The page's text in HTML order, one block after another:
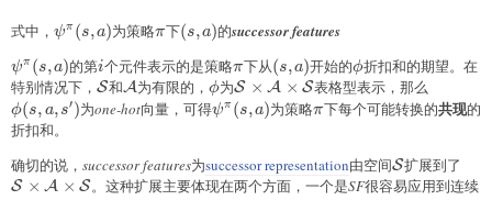
式中， \psi^{\pi}
ψπ (s,a)为策略\pi
π下(s,a)
(s,a)的successor features
\psi^{\pi}
(s,a)
ψπ (s,a)的第ii个元件表示的是策略\pi
π下从(s,a)
(s,a)开始的\phi
ϕ折扣和的期望。在
特别情况下， \mathcal{S}
S和\mathcal{A}
A为有限的，\phi
ϕ为S × A × S表格型表示，那么
{s}')
ϕ(s, a, s′)为one-hot向量，可得\psi^{\pi}
ψπ (s,a)为策略\pi
π下每个可能转换的共现的
折扣和。
确切的说， successor features为successor representation由空间\mathcal{S}
S扩展到了
S × A × S。这种扩展主要体现在两个方面，一个是SF很容易应用到连续